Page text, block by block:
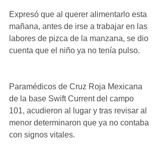
Expresó que al querer alimentarlo esta
mañana, antes de irse a trabajar en las
labores de pizca de la manzana, se dio
cuenta que el niño ya no tenía pulso.
Paramédicos de Cruz Roja Mexicana
de la base Swift Current del campo
101, acudieron al lugar y tras revisar al
menor determinaron que ya no contaba
con signos vitales.